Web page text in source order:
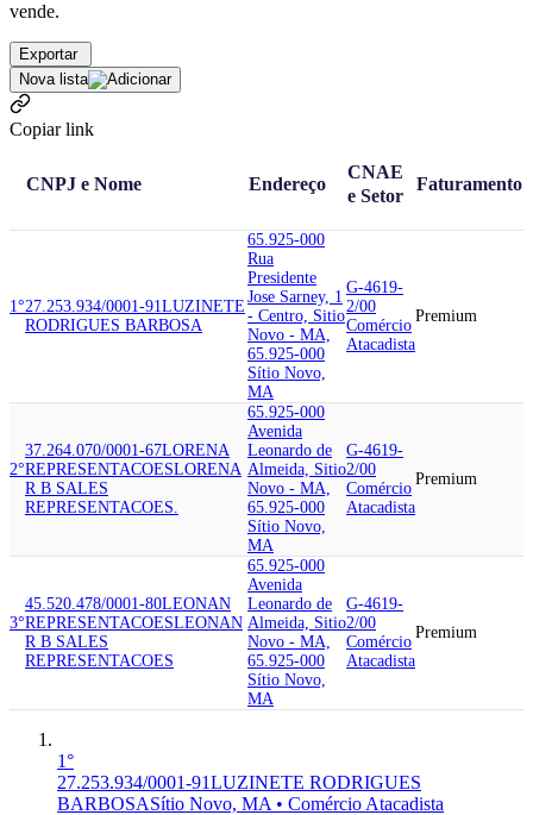
vende.
Exportar
Nova lista
Copiar link
CNPJ e Nome Endereço
CNAE
e Setor
Faturamento
1°27.253.934/0001-91LUZINETE
RODRIGUES BARBOSA
65.925-000
Rua
Presidente
Jose Sarney, 1
- Centro, Sitio
Novo - MA,
65.925-000
Sítio Novo,
MA
G-4619-
2/00
Comércio
Atacadista
Premium
2°
37.264.070/0001-67LORENA
REPRESENTACOESLORENA
R B SALES
REPRESENTACOES.
65.925-000
Avenida
Leonardo de
Almeida, Sitio
Novo - MA,
65.925-000
Sítio Novo,
MA
G-4619-
2/00
Comércio
Atacadista
Premium
3°
45.520.478/0001-80LEONAN
REPRESENTACOESLEONAN
R B SALES
REPRESENTACOES
65.925-000
Avenida
Leonardo de
Almeida, Sitio
Novo - MA,
65.925-000
Sítio Novo,
MA
G-4619-
2/00
Comércio
Atacadista
Premium
1°
27.253.934/0001-91LUZINETE RODRIGUES
BARBOSASítio Novo, MA • Comércio Atacadista